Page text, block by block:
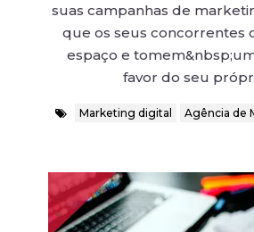
suas campanhas de
que os seus concorrentes
espaço e
favor do seu
Marketing digital Agência de